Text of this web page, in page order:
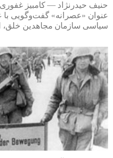
حنیف حیدرنژاد — کامبیز غفوری،
عنوان «عصرانه» گفت‌وگویی
سیاسی سازمان مجاهدین خلق،